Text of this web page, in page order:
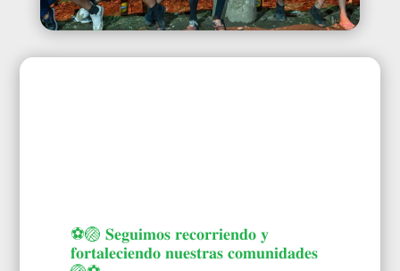
⚽🏐 𝐒𝐞𝐠𝐮𝐢𝐦𝐨𝐬 𝐫𝐞𝐜𝐨𝐫𝐫𝐢𝐞𝐧𝐝𝐨 𝐲
𝐟𝐨𝐫𝐭𝐚𝐥𝐞𝐜𝐢𝐞𝐧𝐝𝐨 𝐧𝐮𝐞𝐬𝐭𝐫𝐚𝐬 𝐜𝐨𝐦𝐮𝐧𝐢𝐝𝐚𝐝𝐞𝐬